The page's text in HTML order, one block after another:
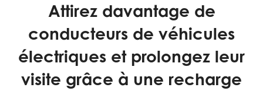
Attirez davantage de
conducteurs de véhicules
électriques et prolongez leur
visite grâce à une recharge